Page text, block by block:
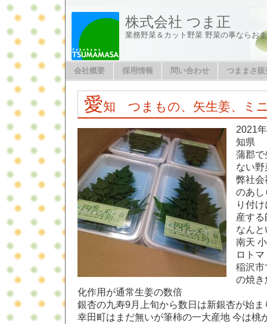
株式会社 つま正
業務野菜＆カット野菜 野菜の事ならお
会社概要 採用情報 問い合わせ つままさ
愛知 つまもの、矢生姜、ミ
2021
知県
蒲郡で
ない野
弊社会
のあ
り付
産す
なん
南天
ロト
稲沢市
の焼き
化作用が通常生姜の数倍
銀杏の九寿9月上旬から数日は新銀杏が始ま
幸田町はまだ無いが筆柿の一大産地 今は桃